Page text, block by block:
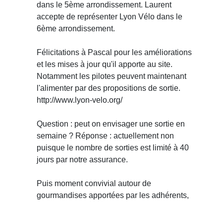
dans le 5ème arrondissement. Laurent
accepte de représenter Lyon Vélo dans le
6ème arrondissement.
Félicitations à Pascal pour les améliorations
et les mises à jour qu'il apporte au site.
Notamment les pilotes peuvent maintenant
l'alimenter par des propositions de sortie.
http://www.lyon-velo.org/
Question : peut on envisager une sortie en
semaine ? Réponse : actuellement non
puisque le nombre de sorties est limité à 40
jours par notre assurance.
Puis moment convivial autour de
gourmandises apportées par les adhérents,